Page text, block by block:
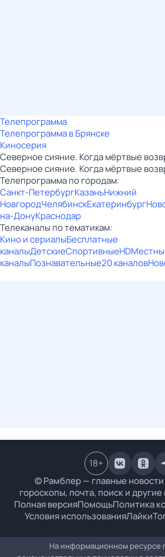
Телепрограмма
Телепрограмма в Брянске
Киносерия
Северное сияние. Когда мёртвые
Северное сияние. Когда мёртвые
Телепрограмма по городам:
Санкт-ПетербургКазаньНижний
НовгородЧелябинскЕкатеринбург
на-ДонуКраснодар
Телеканалы по тематикам:
Кино и сериалыБесплатные
каналыДетскиеСпортивныеHD
каналыПознавательные20 каналов
© Рамблер — главные
гороскопы, почта, поиск и
Полная версияПомощьПолитика
Условия использованияЛайки
18+
На информационном ресурсе